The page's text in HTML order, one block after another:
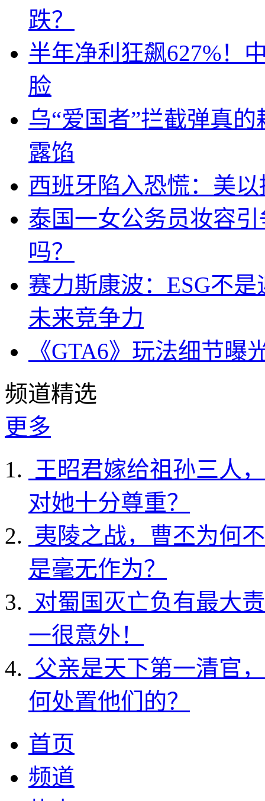
跌？
半年净利狂飙627%！
脸
乌“爱国者”拦截弹真
露馅
西班牙陷入恐慌：美
泰国一女公务员妆容
吗？
赛力斯康波：ESG不
未来竞争力
《GTA6》玩法细节
频道精选
更多
王昭君嫁给祖孙三人
对她十分尊重？
夷陵之战，曹丕为何
是毫无作为？
对蜀国灭亡负有最大
一很意外！
父亲是天下第一清官
何处置他们的？
首页
频道